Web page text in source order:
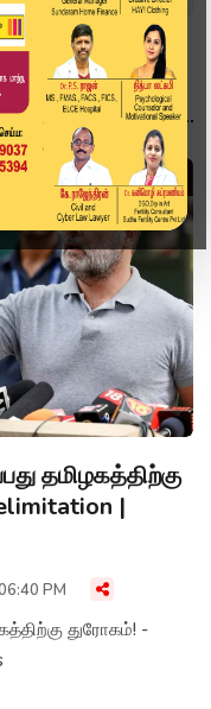
தமிழகத்திற்கு
|
PM
துரோகம்! -